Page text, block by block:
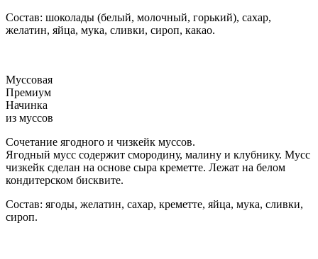
Состав: шоколады (белый, молочный, горький), сахар,
желатин, яйца, мука, сливки, сироп, какао.
Муссовая
Премиум
Начинка
из муссов
Сочетание ягодного и чизкейк муссов.
Ягодный мусс содержит смородину, малину и клубнику. Мусс
чизкейк сделан на основе сыра креметте. Лежат на белом
кондитерском бисквите.
Состав: ягоды, желатин, сахар, креметте, яйца, мука, сливки,
сироп.